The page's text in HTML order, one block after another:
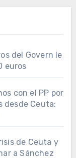
del Govern le
euros
con el PP por
desde Ceuta:
de Ceuta y
a Sánchez